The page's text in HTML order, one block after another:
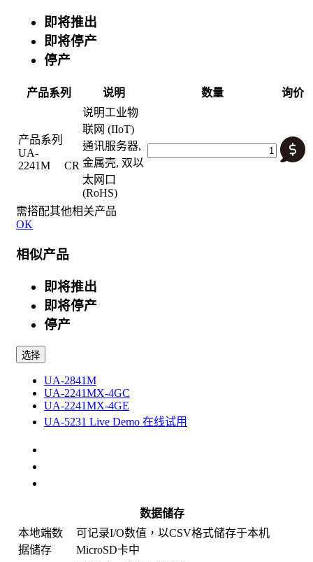
即将推出
即将停产
停产
产品系列 说明 数量 询价
产品系列
UA-
2241M CR
说明工业物
联网 (IIoT)
通讯服务器,
金属壳, 双以
太网口
(RoHS)
需搭配其他相关产品
OK
相似产品
即将推出
即将停产
停产
选择
UA-2841M
UA-2241MX-4GC
UA-2241MX-4GE
UA-5231 Live Demo 在线试用
数据储存
本地端数
据储存
可记录I/O数值，以CSV格式储存于本机
MicroSD卡中